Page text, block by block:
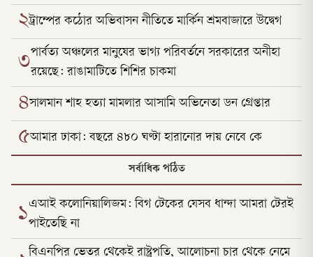
২ট্রাম্পের কঠোর অভিবাসন নীতিতে মার্কিন শ্রমবাজারে উদ্বেগ
৩পার্বত্য অঞ্চলের মানুষের ভাগ্য পরিবর্তনে সরকারের অনীহা
রয়েছে: রাঙামাটিতে শিশির চাকমা
৪সালমান শাহ হত্যা মামলার আসামি অভিনেতা ডন গ্রেপ্তার
৫আমার ঢাকা: বছরে ৪৮০ ঘণ্টা হারানোর দায় নেবে কে
সর্বাধিক পঠিত
১এআই কলোনিয়ালিজম: বিগ টেকের যেসব ধান্দা আমরা টেরই
পাইতেছি না
বিএনপির ভেতর থেকেই রাষ্ট্রপতি, আলোচনা চার থেকে নেমে